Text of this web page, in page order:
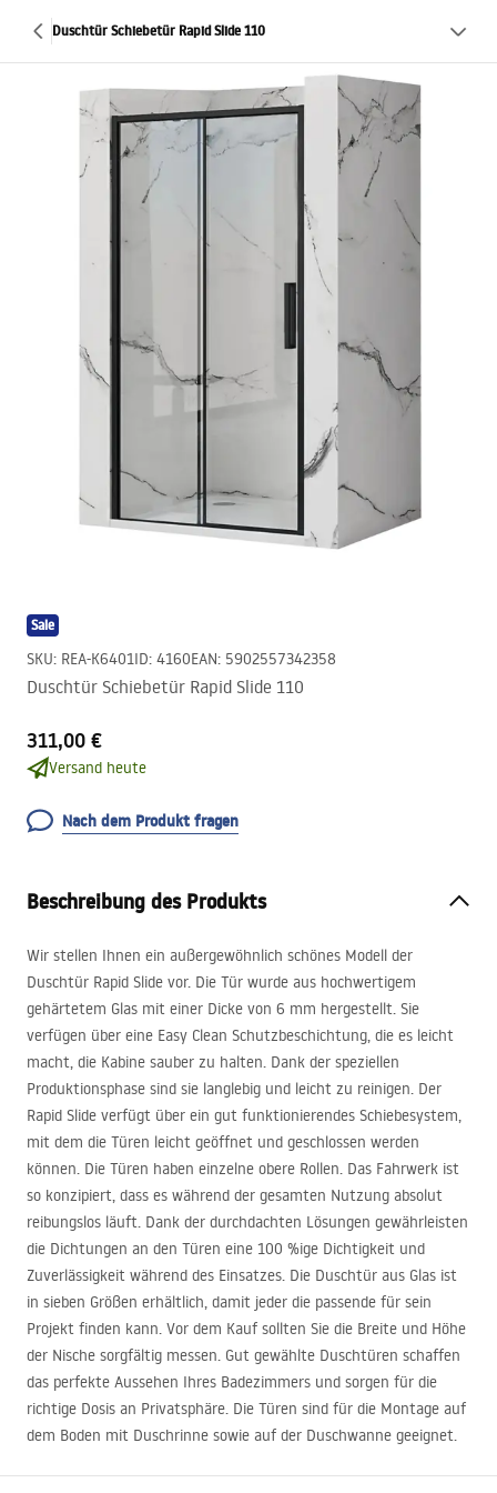
Duschtür Schiebetür Rapid Slide 110
Sale
SKU: REA-K6401ID: 4160EAN: 5902557342358
Duschtür Schiebetür Rapid Slide 110
311,00 €
Versand heute
Nach dem Produkt fragen
Beschreibung des Produkts
Wir stellen Ihnen ein außergewöhnlich schönes Modell der
Duschtür Rapid Slide vor. Die Tür wurde aus hochwertigem
gehärtetem Glas mit einer Dicke von 6 mm hergestellt. Sie
verfügen über eine Easy Clean Schutzbeschichtung, die es leicht
macht, die Kabine sauber zu halten. Dank der speziellen
Produktionsphase sind sie langlebig und leicht zu reinigen. Der
Rapid Slide verfügt über ein gut funktionierendes Schiebesystem,
mit dem die Türen leicht geöffnet und geschlossen werden
können. Die Türen haben einzelne obere Rollen. Das Fahrwerk ist
so konzipiert, dass es während der gesamten Nutzung absolut
reibungslos läuft. Dank der durchdachten Lösungen gewährleisten
die Dichtungen an den Türen eine 100 %ige Dichtigkeit und
Zuverlässigkeit während des Einsatzes. Die Duschtür aus Glas ist
in sieben Größen erhältlich, damit jeder die passende für sein
Projekt finden kann. Vor dem Kauf sollten Sie die Breite und Höhe
der Nische sorgfältig messen. Gut gewählte Duschtüren schaffen
das perfekte Aussehen Ihres Badezimmers und sorgen für die
richtige Dosis an Privatsphäre. Die Türen sind für die Montage auf
dem Boden mit Duschrinne sowie auf der Duschwanne geeignet.